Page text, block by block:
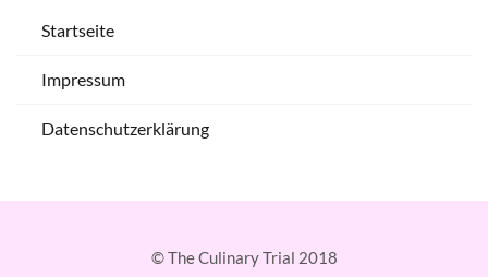
Startseite
Impressum
Datenschutzerklärung
© The Culinary Trial 2018